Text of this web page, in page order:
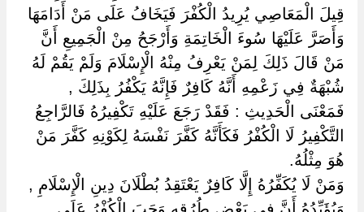
قِيلَ الْمَعَاصِي يُرِيدُ الْكُفْرَ فَيَخَافُ عَلَى مَنْ أَدَامَهَا
وَأَصَرَّ عَلَيْهَا سُوءَ الْخَاتِمَةِ وَأَرْجَحُ مِنْ الْجَمِيعِ أَنَّ
مَنْ قَالَ ذَلِكَ لِمَنْ يَعْرِفُ مِنْهُ الْإِسْلَامَ وَلَمْ يَقُمْ لَهُ
شُبْهَةٌ فِي زَعْمِهِ أَنَّهُ كَافِرٌ فَإِنَّهُ يَكْفُرُ بِذَلِكَ ,
فَمَعْنَى الْحَدِيثِ : فَقَدْ رَجَعَ عَلَيْهِ تَكْفِيرُهُ فَالرَّاجِعُ
التَّكْفِيرُ لَا الْكُفْرُ فَكَأَنَّهُ كَفَّرَ نَفْسَهُ لِكَوْنِهِ كَفَّرَ مَنْ
هُوَ مِثْلُهُ.
وَمَنْ لَا يُكَفِّرُهُ إِلَّا كَافِرٌ يَعْتَقِدُ بُطْلَانَ دِينِ الْإِسْلَامِ ,